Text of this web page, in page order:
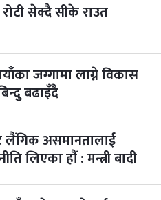
सेक्दै सीके राउत
जग्गामा लाग्ने विकास
बढाइँदै
लैंगिक असमानतालाई
लिएका हौं : मन्त्री बादी